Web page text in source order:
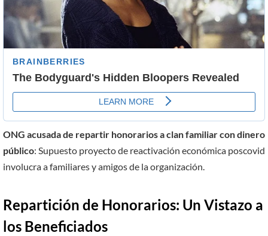
ONG acusada de repartir honorarios a clan familiar con dinero
público: Supuesto proyecto de reactivación económica poscovid
involucra a familiares y amigos de la organización.
Repartición de Honorarios: Un Vistazo a
los Beneficiados